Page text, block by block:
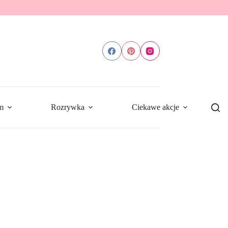
Rozrywka Ciekawe akcje